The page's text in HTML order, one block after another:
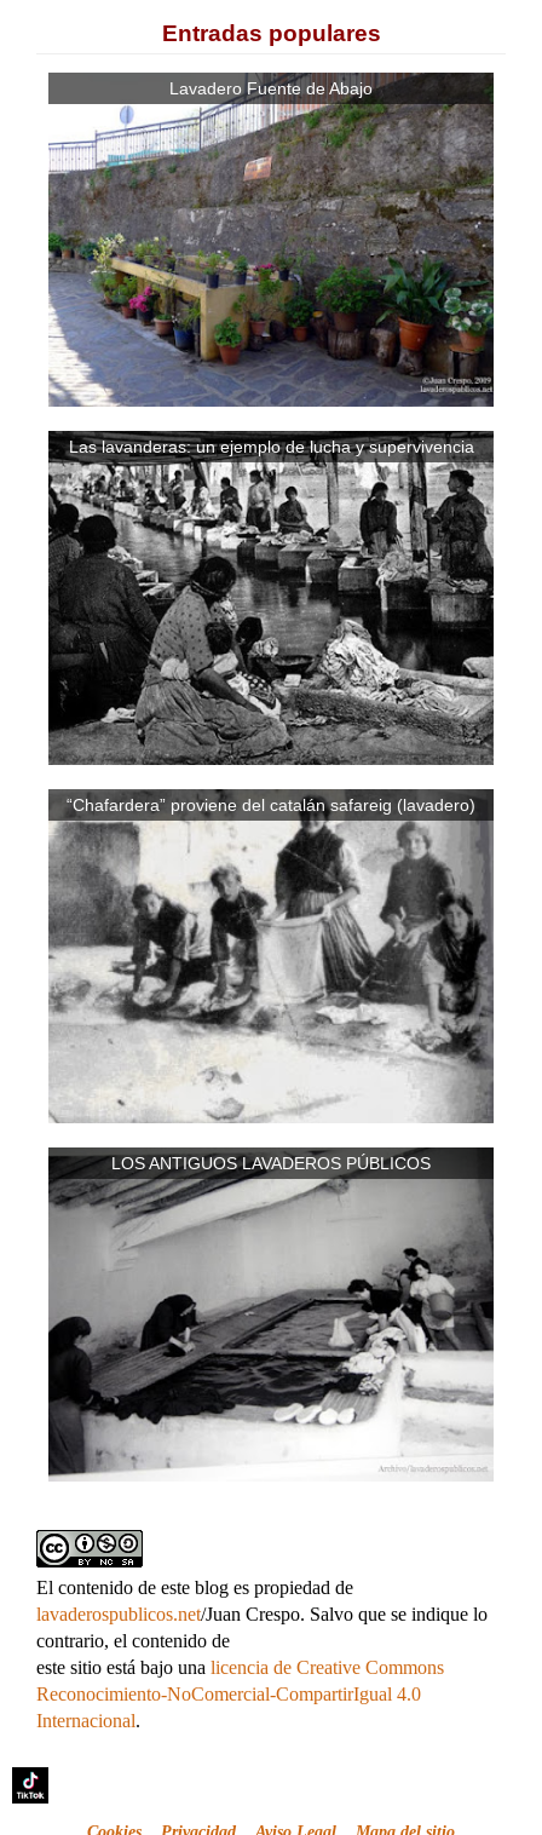
Entradas populares
Lavadero Fuente de Abajo
Las lavanderas: un ejemplo de lucha y supervivencia
“Chafardera” proviene del catalán safareig (lavadero)
LOS ANTIGUOS LAVADEROS PÚBLICOS
El contenido de este blog es propiedad de
lavaderospublicos.net/Juan Crespo. Salvo que se indique lo
contrario, el contenido de
este sitio está bajo una licencia de Creative Commons
Reconocimiento-NoComercial-CompartirIgual 4.0
Internacional.